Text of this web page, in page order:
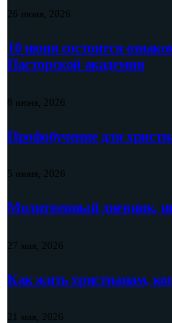
26 июня, 2026
10 июня состоится
Пасторской академии
8 июня, 2026
Профобучение для
5 июня, 2026
Молитвенный дневник,
27 мая, 2026
Как жить христианам,
21 мая, 2026